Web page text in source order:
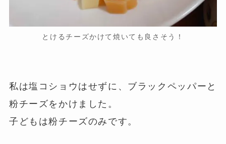
とけるチーズかけて焼いても良さそう！
私は塩コショウはせずに、ブラックペッパーと
粉チーズをかけました。
子どもは粉チーズのみです。